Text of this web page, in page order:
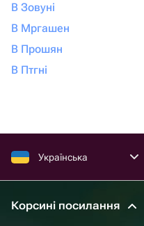
В Зовуні
В Мргашен
В Прошян
В Птгні
Українська
Корсині посилання